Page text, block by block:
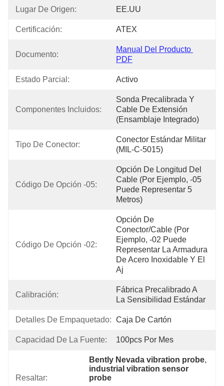
Lugar De Origen: EE.UU
Certificación: ATEX
Documento:
Manual Del Producto
PDF
Estado Parcial: Activo
Componentes Incluidos:
Sonda Precalibrada Y
Cable De Extensión
(ensamblaje Integrado)
Tipo De Conector:
Conector Estándar Militar
(MIL-C-5015)
Código De Opción -05:
Opción De Longitud Del
Cable (por Ejemplo, -05
Puede Representar 5
Metros)
Código De Opción -02:
Opción De
Conector/cable (por
Ejemplo, -02 Puede
Representar La Armadura
De Acero Inoxidable Y El
Aj
Calibración:
Fábrica Precalibrado A
La Sensibilidad Estándar
Detalles De Empaquetado: Caja De Cartón
Capacidad De La Fuente: 100pcs Por Mes
Resaltar:
Bently Nevada vibration probe
industrial vibration sensor
probe